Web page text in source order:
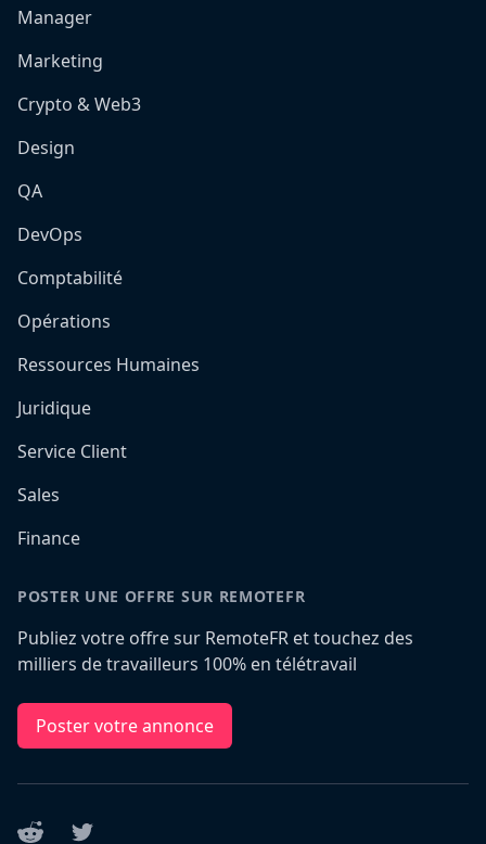
Manager
Marketing
Crypto & Web3
Design
QA
DevOps
Comptabilité
Opérations
Ressources Humaines
Juridique
Service Client
Sales
Finance
POSTER UNE OFFRE SUR REMOTEFR
Publiez votre offre sur RemoteFR et touchez des
milliers de travailleurs 100% en télétravail
Poster votre annonce
Reddit Twitter